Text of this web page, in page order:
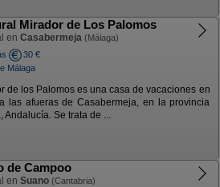
Mirador de Los Palomos
en Casabermeja (Málaga)
30 €
Málaga
de los Palomos es una casa de vacaciones en
las afueras de Casabermeja, en la provincia
Andalucía. Se trata de ...
de Campoo
en Suano (Cantabria)